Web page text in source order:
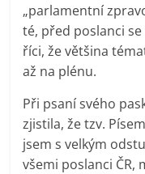
„parlamentní
té, před poslanci
říci, že většina
až na plénu.
Při psaní svého
zjistila, že tzv.
jsem s velkým
všemi poslanci ČR,